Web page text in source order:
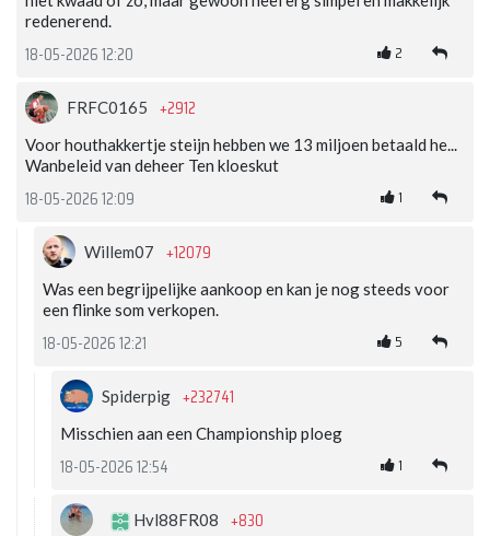
redenerend.
18-05-2026 12:20 2
FRFC0165 +2912
Voor houthakkertje steijn hebben we 13 miljoen betaald he...
Wanbeleid van deheer Ten kloeskut
18-05-2026 12:09 1
Willem07 +12079
Was een begrijpelijke aankoop en kan je nog steeds voor
een flinke som verkopen.
18-05-2026 12:21 5
Spiderpig +232741
Misschien aan een Championship ploeg
18-05-2026 12:54 1
Hvl88FR08 +830